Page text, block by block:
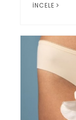
İNCELE